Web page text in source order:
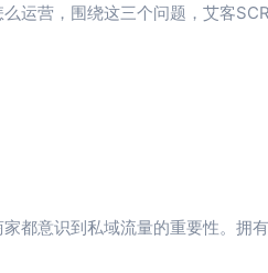
运营，围绕这三个问题，艾客
都意识到私域流量的重要性。拥